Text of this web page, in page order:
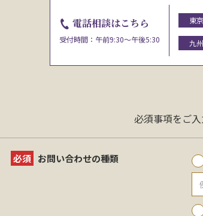
電話相談はこちら
受付時間：午前9:30～午後5:30
東京
九州
必須事項をご
必須 お問い合わせの種類